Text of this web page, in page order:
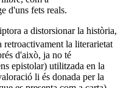
d'uns fets reals.
a distorsionar la història,
la literarietat
d'això, ja no té
epistolar) utilitzada en la
li és donada per la